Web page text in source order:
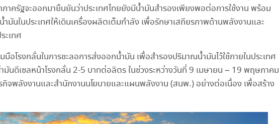
าครัฐจะออกมายืนยันว่าประเทศไทยยังมีน้ำมันสำรองเพียงพอต่อการใช้งาน พร้อม
มันในประเทศให้เดินเครื่องผลิตเต็มกำลัง เพื่อรักษาเสถียรภาพด้านพลังงานและ
ะเทศ
อโรงกลั่นในการชะลอการส่งออกน้ำมัน เพื่อสำรองปริมาณน้ำมันไว้ใช้ภายในประเทศ
มันดีเซลหน้าโรงกลั่น 2-5 บาทต่อลิตร ในช่วงระหว่างวันที่ 9 เมษายน – 19 พฤษภาคม
พลังงานและสำนักงานนโยบายและแผนพลังงาน (สนพ.) อย่างต่อเนื่อง เพื่อสร้าง